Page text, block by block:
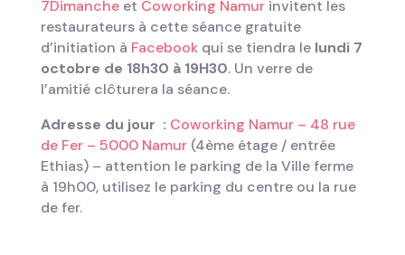
7Dimancheet Coworking Namurinvitent les
restaurateurs à cette séance gratuite
d’initiation à Facebookqui se tiendra le lundi 7
octobre de 18h30 à 19H30. Un verre de
l’amitié clôturera la séance.
Adresse du jour : Coworking Namur – 48 rue
de Fer – 5000 Namur(4ème étage / entrée
Ethias) – attention le parking de la Ville ferme
à 19h00, utilisez le parking du centre ou la rue
de fer.